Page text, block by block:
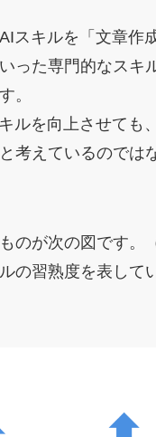
スキルを「文章作
った専門的なスキ
。
ルを向上させても
考えているのでは
のが次の図です。
の習熟度を表して